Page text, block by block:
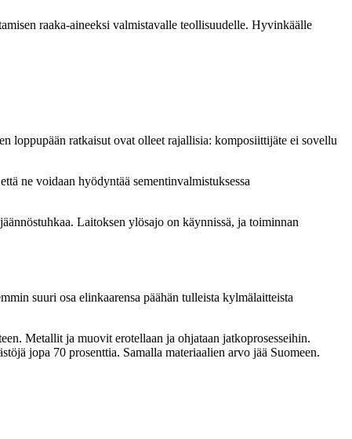
raaka-aineeksi valmistavalle teollisuudelle. Hyvinkäälle
loppupään ratkaisut ovat olleet rajallisia: komposiittijäte ei sovellu
ne voidaan hyödyntää sementinvalmistuksessa
Laitoksen ylösajo on käynnissä, ja toiminnan
suuri osa elinkaarensa päähän tulleista kylmälaitteista
Metallit ja muovit erotellaan ja ohjataan jatkoprosesseihin.
jopa 70 prosenttia. Samalla materiaalien arvo jää Suomeen.